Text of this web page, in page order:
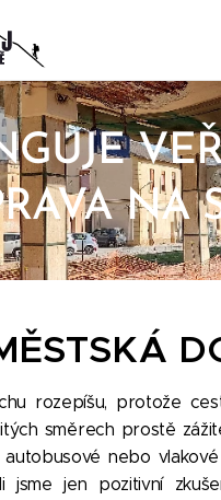
NA
rozepíšu, protože
směrech prostě
autobusové nebo
jsme jen pozitivní